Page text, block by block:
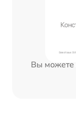
Вы можете